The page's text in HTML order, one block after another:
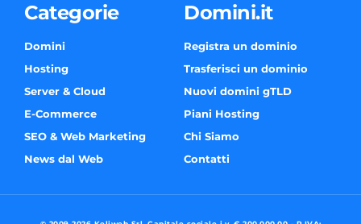
Categorie
Domini
Hosting
Server & Cloud
E-Commerce
SEO & Web Marketing
News dal Web
Domini.it
Registra un dominio
Trasferisci un dominio
Nuovi domini gTLD
Piani Hosting
Chi Siamo
Contatti